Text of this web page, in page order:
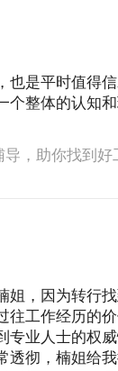
也是平时值得
个整体的认知
导，助你找到好
姐，因为转行
往工作经历的
专业人士的权
透彻，楠姐给